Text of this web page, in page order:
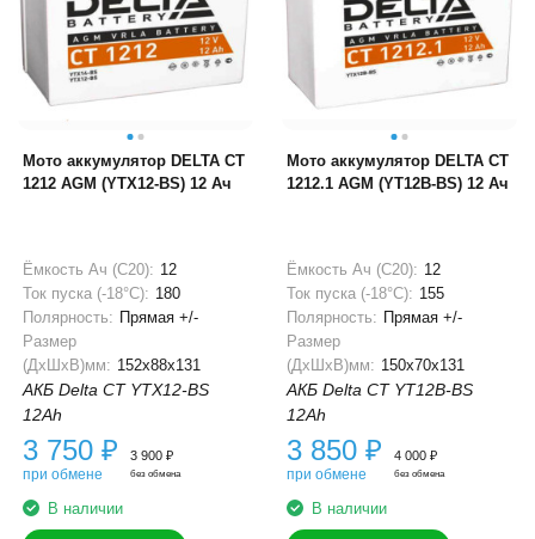
Мото аккумулятор DELTA CT
1212 AGM (YTX12-BS) 12 Ач
Ёмкость Ач (С20): 12
Ток пуска (-18°С): 180
Полярность: Прямая +/-
Размер
(ДхШхВ)мм: 152x88x131
АКБ Delta CT YTX12-BS
12Ah
3 750 ₽
при обмене
3 900 ₽
без обмена
В наличии
Мото аккумулятор DELTA CT
1212.1 AGM (YT12B-BS) 12 Ач
Ёмкость Ач (С20): 12
Ток пуска (-18°С): 155
Полярность: Прямая +/-
Размер
(ДхШхВ)мм: 150x70x131
АКБ Delta CT YT12B-BS
12Ah
3 850 ₽
при обмене
4 000 ₽
без обмена
В наличии